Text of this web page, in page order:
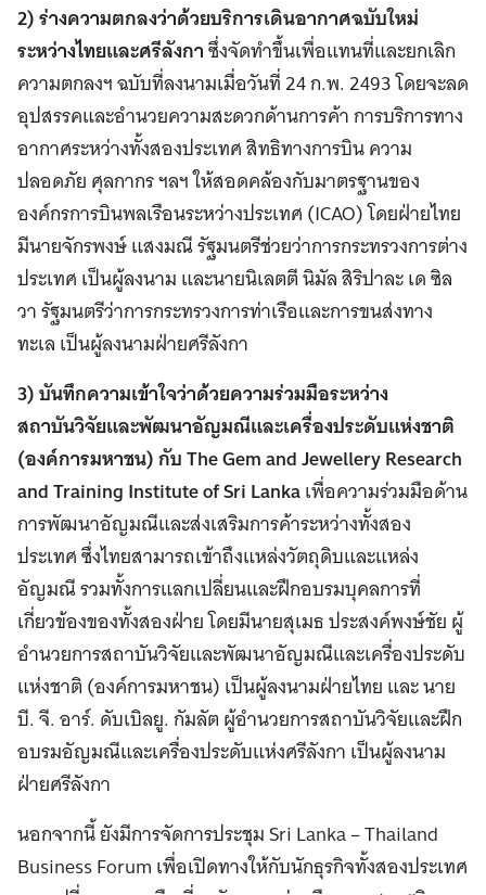
2) ร่างความตกลงว่าด้วยบริการเดินอากาศฉบับใหม่
ระหว่างไทยและศรีลังกาซึ่งจัดทำขึ้นเพื่อแทนที่และยกเลิก
ความตกลงฯ ฉบับที่ลงนามเมื่อวันที่ 24 ก.พ. 2493 โดยจะลด
อุปสรรคและอำนวยความสะดวกด้านการค้า การบริการทาง
อากาศระหว่างทั้งสองประเทศ สิทธิทางการบิน ความ
ปลอดภัย ศุลกากร ฯลฯ ให้สอดคล้องกับมาตรฐานของ
องค์กรการบินพลเรือนระหว่างประเทศ (ICAO) โดยฝ่ายไทย
มีนายจักรพงษ์ แสงมณี รัฐมนตรีช่วยว่าการกระทรวงการต่าง
ประเทศ เป็นผู้ลงนาม และนายนิเลตตี นิมัล สิริปาละ เด ซิล
วา รัฐมนตรีว่าการกระทรวงการท่าเรือและการขนส่งทาง
ทะเล เป็นผู้ลงนามฝ่ายศรีลังกา
3) บันทึกความเข้าใจว่าด้วยความร่วมมือระหว่าง
สถาบันวิจัยและพัฒนาอัญมณีและเครื่องประดับแห่งชาติ
(องค์การมหาชน) กับ The Gem and Jewellery Research
and Training Institute of Sri Lankaเพื่อความร่วมมือด้าน
การพัฒนาอัญมณีและส่งเสริมการค้าระหว่างทั้งสอง
ประเทศ ซึ่งไทยสามารถเข้าถึงแหล่งวัตถุดิบและแหล่ง
อัญมณี รวมทั้งการแลกเปลี่ยนและฝึกอบรมบุคลการที่
เกี่ยวข้องของทั้งสองฝ่าย โดยมีนายสุเมธ ประสงค์พงษ์ชัย ผู้
อำนวยการสถาบันวิจัยและพัฒนาอัญมณีและเครื่องประดับ
แห่งชาติ (องค์การมหาชน) เป็นผู้ลงนามฝ่ายไทย และ นาย
บี. จี. อาร์. ดับเบิลยู. กัมลัต ผู้อำนวยการสถาบันวิจัยและฝึก
อบรมอัญมณีและเครื่องประดับแห่งศรีลังกา เป็นผู้ลงนาม
ฝ่ายศรีลังกา
นอกจากนี้ ยังมีการจัดการประชุม Sri Lanka – Thailand
Business Forum เพื่อเปิดทางให้กับนักธุรกิจทั้งสองประเทศ